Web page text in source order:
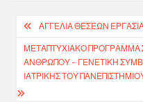
Πλοήγηση
άρθρων
ΑΓΓΕΛΊΑ ΘΈΣΕΩΝ
ΜΕΤΑΠΤΥΧΙΑΚΌ ΠΡΌΓΡΑΜΜΑ
ΑΝΘΡΏΠΟΥ – ΓΕΝΕΤΙΚΉ
ΙΑΤΡΙΚΉΣ ΤΟΥ